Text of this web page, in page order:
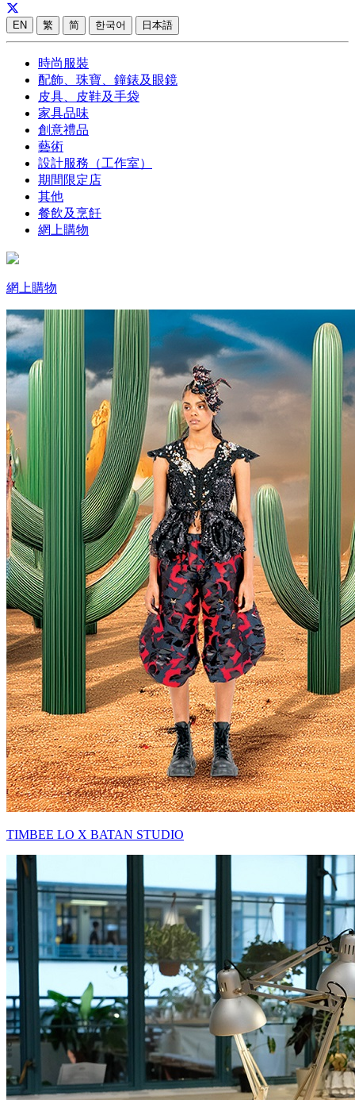
EN 繁 简 한국어 日本語
時尚服裝
配飾、珠寶、鐘錶及眼鏡
皮具、皮鞋及手袋
家具品味
創意禮品
藝術
設計服務（工作室）
期間限定店
其他
餐飲及烹飪
網上購物
網上購物
TIMBEE LO X BATAN STUDIO